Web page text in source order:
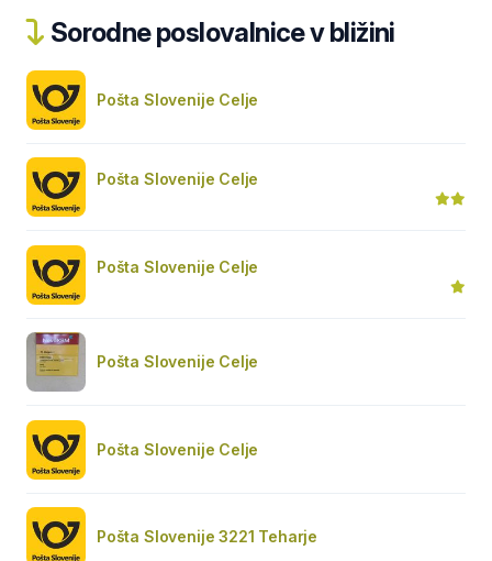
Sorodne poslovalnice v bližini
Pošta Slovenije Celje
Pošta Slovenije Celje
Pošta Slovenije Celje
Pošta Slovenije Celje
Pošta Slovenije Celje
Pošta Slovenije 3221 Teharje